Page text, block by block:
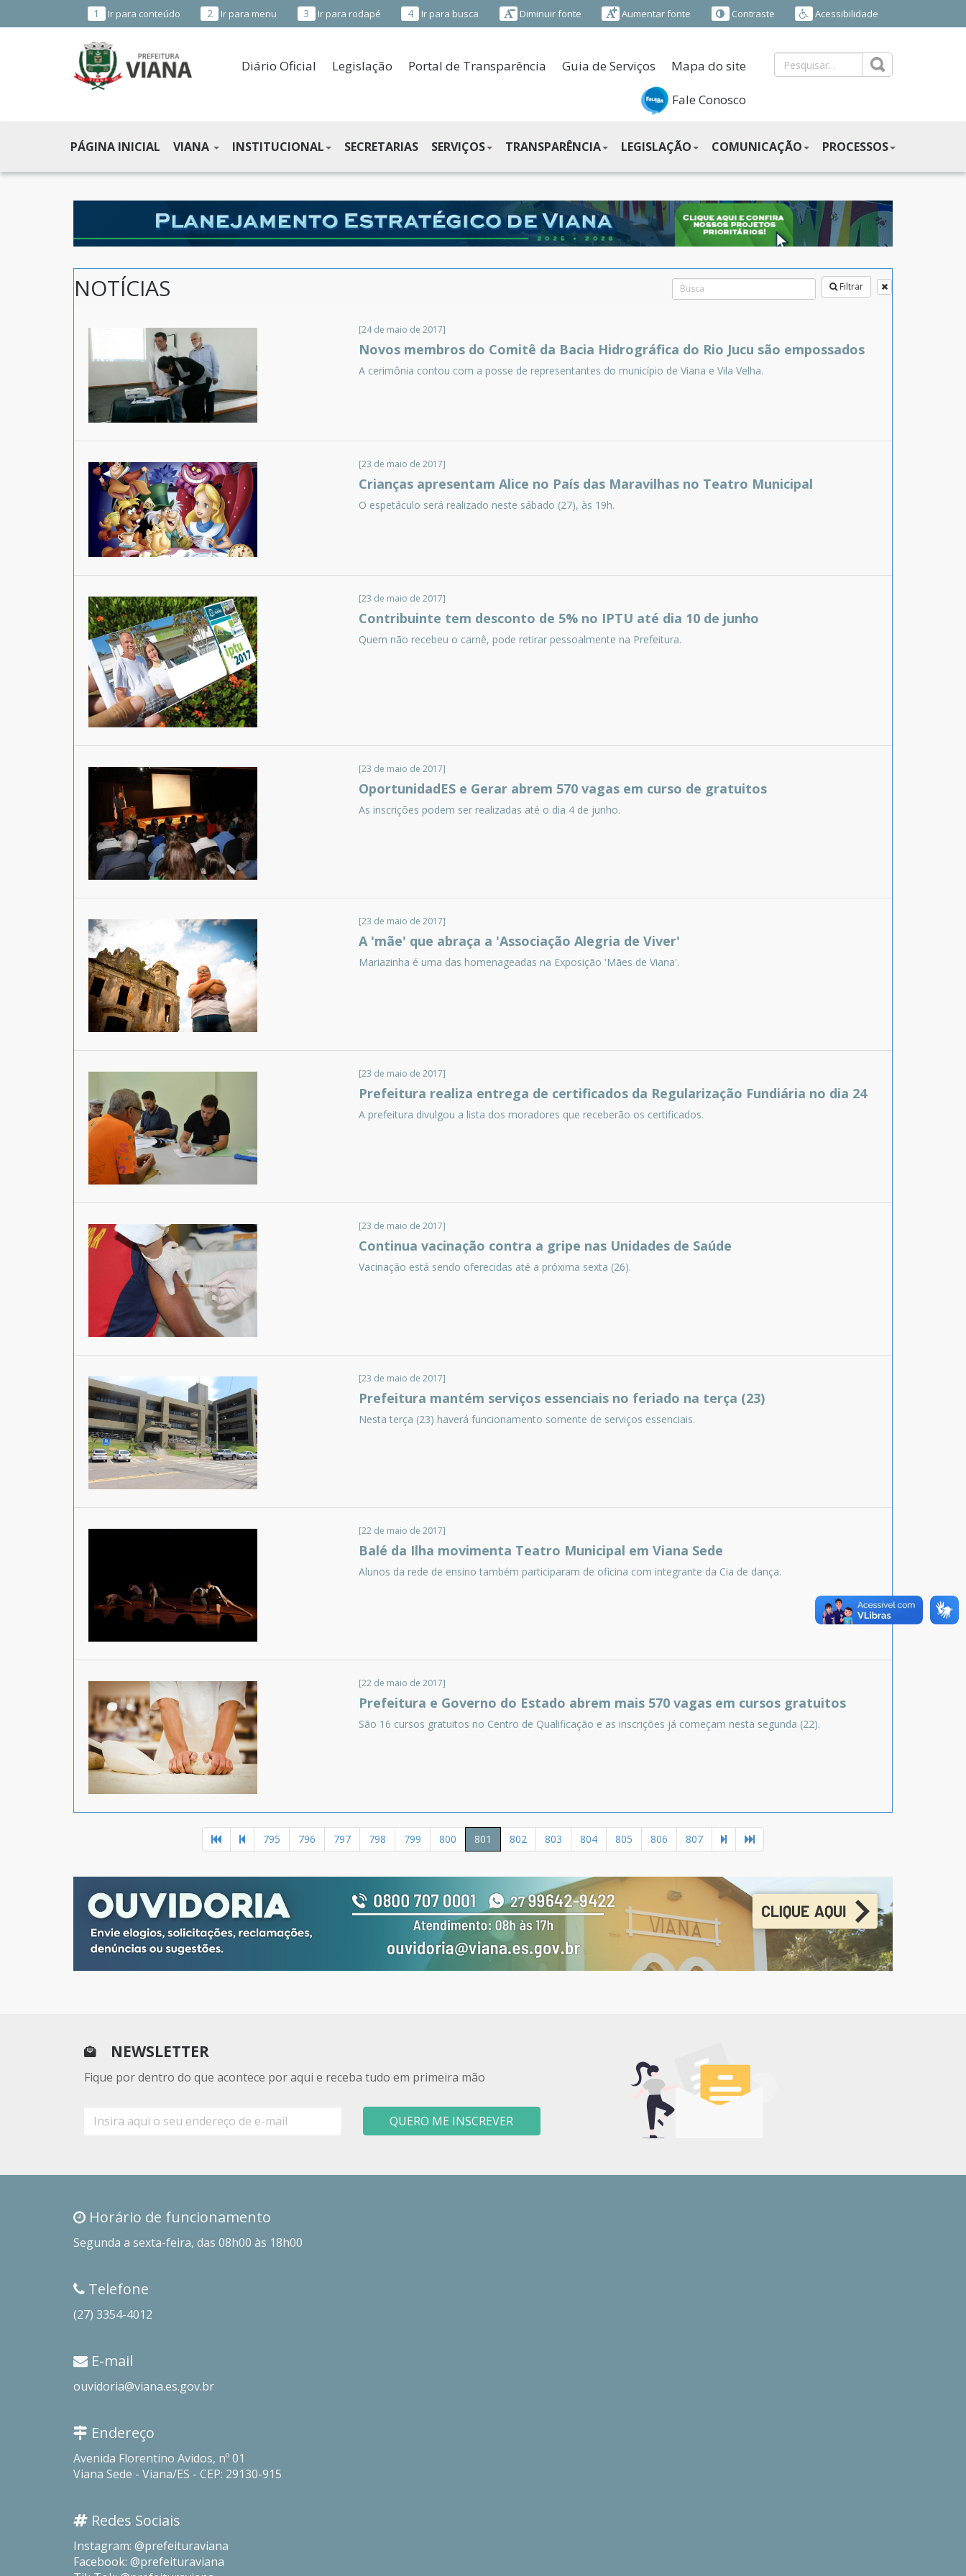
1 Ir para conteúdo 2 Ir para menu 3 Ir para rodapé 4 Ir para busca Diminuir fonte Aumentar fonte Contraste Acessibilidade
MUNICIPAL
DE
VIANA
ES
Diário Oficial Legislação Portal de Transparência Guia de Serviços Mapa do site
Fale Conosco
PÁGINA INICIAL VIANA INSTITUCIONAL SECRETARIAS SERVIÇOS TRANSPARÊNCIA LEGISLAÇÃO COMUNICAÇÃO PROCESSOS
NOTÍCIAS Filtrar
[24 de maio de 2017]
Novos membros do Comitê da Bacia Hidrográfica do Rio Jucu são empossados
A cerimônia contou com a posse de representantes do município de Viana e Vila Velha.
[23 de maio de 2017]
Crianças apresentam Alice no País das Maravilhas no Teatro Municipal
O espetáculo será realizado neste sábado (27), às 19h.
[23 de maio de 2017]
Contribuinte tem desconto de 5% no IPTU até dia 10 de junho
Quem não recebeu o carnê, pode retirar pessoalmente na Prefeitura.
[23 de maio de 2017]
OportunidadES e Gerar abrem 570 vagas em curso de gratuitos
As inscrições podem ser realizadas até o dia 4 de junho.
[23 de maio de 2017]
A 'mãe' que abraça a 'Associação Alegria de Viver'
Mariazinha é uma das homenageadas na Exposição 'Mães de Viana'.
[23 de maio de 2017]
Prefeitura realiza entrega de certificados da Regularização Fundiária no dia 24
A prefeitura divulgou a lista dos moradores que receberão os certificados.
[23 de maio de 2017]
Continua vacinação contra a gripe nas Unidades de Saúde
Vacinação está sendo oferecidas até a próxima sexta (26).
[23 de maio de 2017]
Prefeitura mantém serviços essenciais no feriado na terça (23)
Nesta terça (23) haverá funcionamento somente de serviços essenciais.
[22 de maio de 2017]
Balé da Ilha movimenta Teatro Municipal em Viana Sede
Alunos da rede de ensino também participaram de oficina com integrante da Cia de dança.
[22 de maio de 2017]
Prefeitura e Governo do Estado abrem mais 570 vagas em cursos gratuitos
São 16 cursos gratuitos no Centro de Qualificação e as inscrições já começam nesta segunda (22).
795 796 797 798 799 800 801 802 803 804 805 806 807
NEWSLETTER
Fique por dentro do que acontece por aqui e receba tudo em primeira mão
mail
QUERO ME INSCREVER
Horário de funcionamento
Segunda a sexta-feira, das 08h00 às 18h00
Telefone
(27) 3354-4012
E-mail
ouvidoria@viana.es.gov.br
Endereço
Avenida Florentino Avidos, nº 01
Viana Sede - Viana/ES - CEP: 29130-915
Redes Sociais
Instagram: @prefeituraviana
Facebook: @prefeituraviana